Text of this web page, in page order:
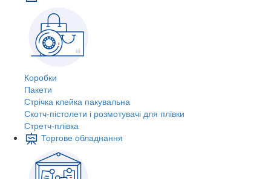
Коробки
Пакети
Стрічка клейка пакувальна
Скотч-пістолети і розмотувачі для плівки
Стретч-плівка
Торгове обладнання